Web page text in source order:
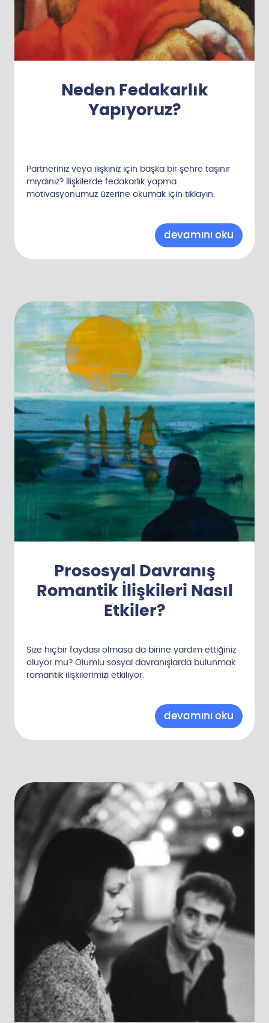
Neden Fedakarlık
Yapıyoruz?
Partneriniz veya ilişkiniz için başka bir şehre taşınır
mıydınız? İlişkilerde fedakarlık yapma
motivasyonumuz üzerine okumak için tıklayın.
Prososyal Davranış
Romantik İlişkileri Nasıl
Etkiler?
Size hiçbir faydası olmasa da birine yardım ettiğiniz
oluyor mu? Olumlu sosyal davranışlarda bulunmak
romantik ilişkilerimizi etkiliyor.